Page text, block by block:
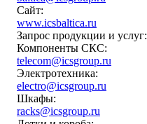
Сайт:
www.icsbaltica.ru
Запрос продукции и услуг:
Компоненты СКС:
telecom@icsgroup.ru
Электротехника:
electro@icsgroup.ru
Шкафы:
racks@icsgroup.ru